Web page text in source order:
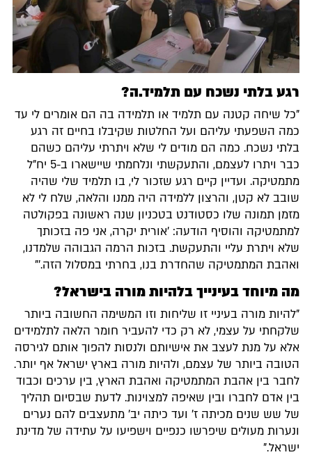
רגע בלתי נשכח עם תלמיד.ה?
"כל שיחה קטנה עם תלמיד או תלמידה בה הם אומרים לי עד
כמה השפעתי עליהם ועל החלטות שקיבלו בחיים זה רגע
בלתי נשכח. כמה הם מודים לי שלא ויתרתי עליהם כשהם
כבר ויתרו לעצמם, והתעקשתי ונלחמתי שיישארו ב-5 יח"ל
מתמטיקה. ועדיין קיים רגע שזכור לי, בו תלמיד שלי שהיה
שובב לא קטן, והרצון ללמידה היה ממנו והלאה, שלח לי לא
מזמן תמונה שלו כסטודנט בטכניון שנה ראשונה בפקולטה
למתמטיקה והוסיף הודעה: 'אורית יקרה, אני פה בזכותך
שלא ויתרת עליי והתעקשת. בזכות הרמה הגבוהה שלמדנו,
ואהבת המתמטיקה שהחדרת בנו, בחרתי במסלול הזה.'"
מה מיוחד בעינייך בלהיות מורה בישראל?
"להיות מורה בעיניי זו שליחות וזו המשימה החשובה ביותר
שלקחתי על עצמי, לא רק כדי להעביר חומר הלאה לתלמידים
אלא על מנת לעצב את אישיותם ולנסות להפוך אותם לגירסה
הטובה ביותר של עצמם, ולהיות מורה בארץ ישראל אף יותר.
לחבר בין אהבת המתמטיקה ואהבת הארץ, בין ערכים וכבוד
בין אדם לחברו ובין שאיפה למצוינות. לדעת שבסיום תהליך
של שש שנים מכיתה ז' ועד כיתה יב' מתעצבים להם נערים
ונערות מעולים שיפרשו כנפיים וישפיעו על עתידה של מדינת
ישראל."